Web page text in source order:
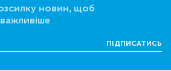
новин, щоб
ПІДПИСАТИСЬ